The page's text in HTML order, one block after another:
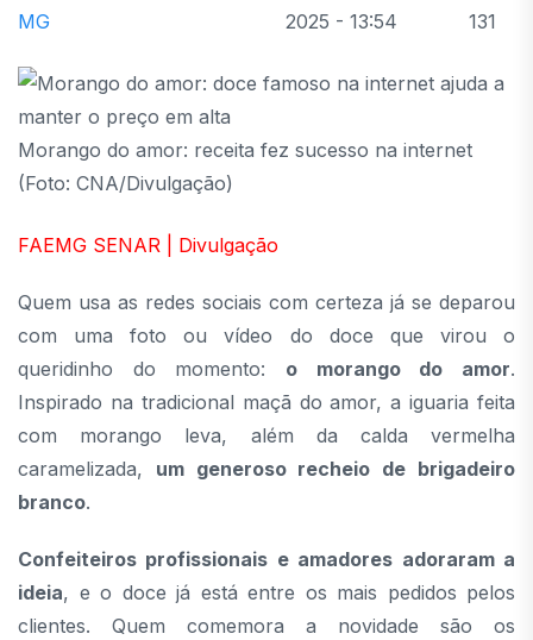
MG
2025 - 13:54
131
Morango do amor: receita fez sucesso na internet
(Foto: CNA/Divulgação)
FAEMG SENAR | Divulgação
Quem usa as redes sociais com certeza já se deparou
com uma foto ou vídeo do doce que virou o
queridinho do momento: o morango do amor.
Inspirado na tradicional maçã do amor, a iguaria feita
com morango leva, além da calda vermelha
caramelizada, um generoso recheio de brigadeiro
branco.
Confeiteiros profissionais e amadores adoraram a
ideia, e o doce já está entre os mais pedidos pelos
clientes. Quem comemora a novidade são os